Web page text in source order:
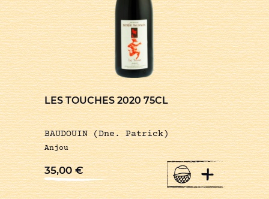
LES TOUCHES 2020 75CL
BAUDOUIN (Dne. Patrick)
Anjou
35,00€ +